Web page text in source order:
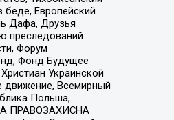
Европейский
Дафа, Друзья
преследований
Форум
Фонд Будущее
Украинской
движение, Всемирный
Польша,
ПРАВОЗАХИСНА